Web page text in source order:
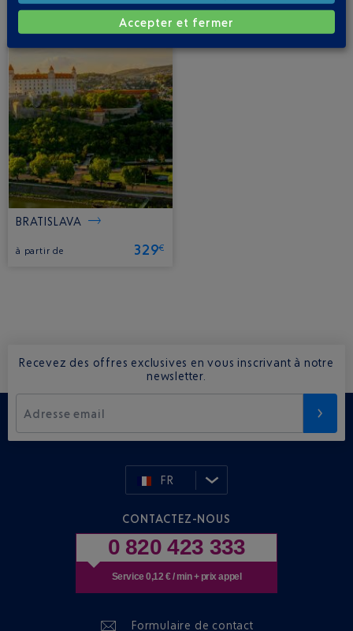
BRATISLAVA
à partir de 329€
Recevez des offres exclusives en vous inscrivant à notre
newsletter.
Adresse email
FR
CONTACTEZ-NOUS
0 820 423 333
Service 0,12 € / min + prix appel
Formulaire de contact
Accepter et fermer